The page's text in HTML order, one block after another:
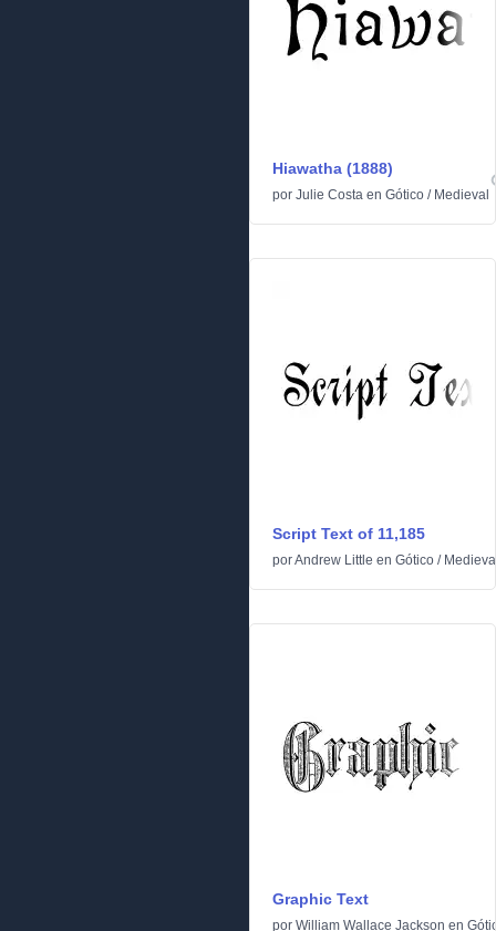
Hiawatha (1888)
por Julie Costa en Gótico / Medieval
Script Text of 11,185
porAndrew Little en Gótico /
Graphic Text
por William Wallace Jackson en